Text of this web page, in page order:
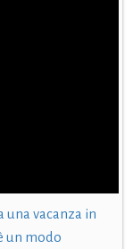
una vacanza in
un modo